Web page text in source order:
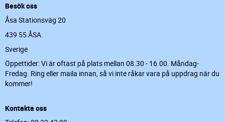
Besök oss
Åsa Stationsväg 20
439 55 ÅSA
Sverige
Öppettider: Vi är oftast på plats mellan 08.30 - 16.00. Måndag-
Fredag. Ring eller maila innan, så vi inte råkar vara på uppdrag när du
kommer!
Kontakta oss